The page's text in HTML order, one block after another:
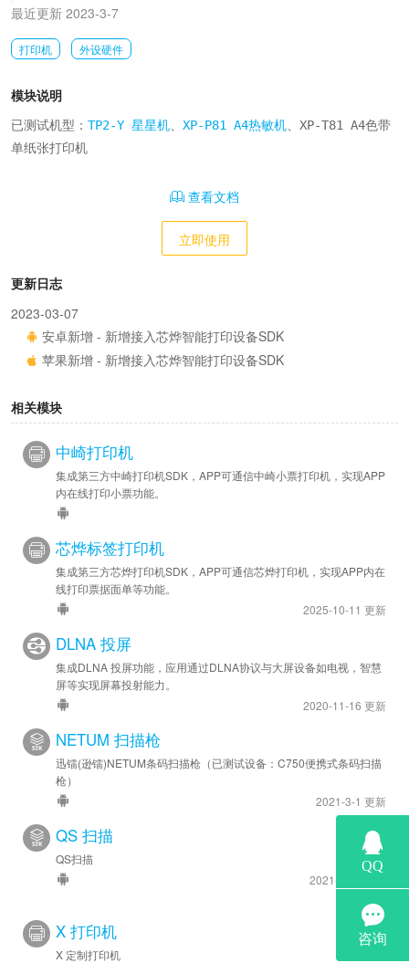
最近更新 2023-3-7
打印机 外设硬件
模块说明
已测试机型： TP2-Y 星星机 XP-P81 A4热敏机 、XP-T81 A4色带
单纸张打印机
查看文档
立即使用
更新日志
2023-03-07
安卓新增 - 新增接入芯烨智能打印设备SDK
苹果新增 - 新增接入芯烨智能打印设备SDK
相关模块
中崎打印机
集成第三方中崎打印机SDK，APP可通信中崎小票打印机，实现APP
内在线打印小票功能。
芯烨标签打印机
集成第三方芯烨打印机SDK，APP可通信芯烨打印机，实现APP内在
线打印票据面单等功能。
2025-10-11 更新
DLNA 投屏
集成DLNA 投屏功能，应用通过DLNA协议与大屏设备如电视，智慧
屏等实现屏幕投射能力。
2020-11-16 更新
NETUM 扫描枪
迅镭(逊镭)NETUM条码扫描枪（已测试设备：C750便携式条码扫描
枪）
2021-3-1 更新
QS 扫描
QS扫描
2021-4-27 更新
X 打印机
X 定制打印机